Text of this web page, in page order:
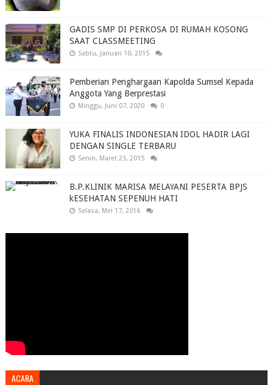
GADIS SMP DI PERKOSA DI RUMAH KOSONG
SAAT CLASSMEETING
Sabtu, Januari 10, 2015
Pemberian Penghargaan Kapolda Sumsel Kepada
Anggota Yang Berprestasi
Minggu, Juni 07, 2020 0
YUKA FINALIS INDONESIAN IDOL HADIR LAGI
DENGAN SINGLE TERBARU
Senin, Maret 23, 2015
B.P.KLINIK MARISA MELAYANI PESERTA BPJS
kESEHATAN SEPENUH HATI
Selasa, Mei 17, 2016
ACARA